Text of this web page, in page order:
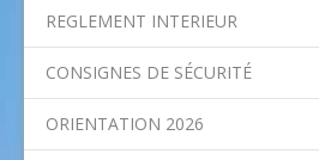
REGLEMENT INTERIEUR
CONSIGNES DE SÉCURITÉ
ORIENTATION 2026